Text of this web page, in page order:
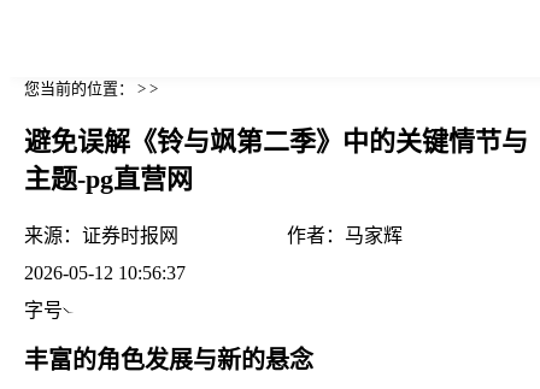
您当前的位置： > >
避免误解《铃与飒第二季》中的关键情节与
主题-pg直营网
来源： 证券时报网 作者： 马家辉
2026-05-12 10:56:37
字号
丰富的角色发展与新的悬念